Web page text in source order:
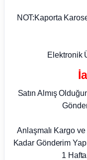
NOT:Kaporta
Elektronik
Satın Almış
Anlaşmalı Kargo ve
Kadar Gönderim
1